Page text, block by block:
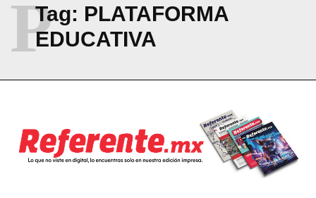
Tag: PLATAFORMA
EDUCATIVA
P